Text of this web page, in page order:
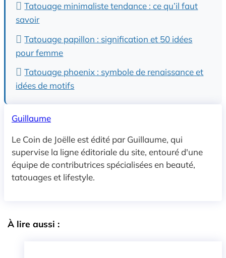
Tatouage minimaliste tendance : ce qu’il faut
savoir
Tatouage papillon : signification et 50 idées
pour femme
Tatouage phoenix : symbole de renaissance et
idées de motifs
Guillaume
Le Coin de Joëlle est édité par Guillaume, qui
supervise la ligne éditoriale du site, entouré d'une
équipe de contributrices spécialisées en beauté,
tatouages et lifestyle.
À lire aussi :